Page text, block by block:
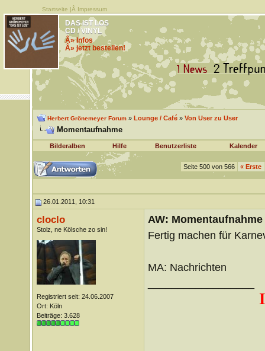
Startseite |Â Impressum
DAS IST LOS
CD / VINYL
Â» Infos
Â» jetzt bestellen!
Herbert Grönemeyer Forum» Lounge / Café» Von User zu User
Momentaufnahme
Bilderalben Hilfe Benutzerliste Kalender
Seite 500 von 566 «Erste
26.01.2011, 10:31
cloclo
Stolz, ne Kölsche zo sin!
Registriert seit: 24.06.2007
Ort: Köln
Beiträge: 3.628
AW: Momentaufnahme
Fertig machen für
MA: Nachrichten